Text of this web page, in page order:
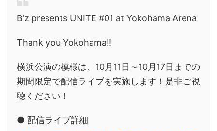
B’z presents UNITE #01 at Yokohama Arena
Thank you Yokohama!!
横浜公演の模様は、10月11日～10月17日までの
期間限定で配信ライブを実施します！是非ご視
聴ください！
● 配信ライブ詳細